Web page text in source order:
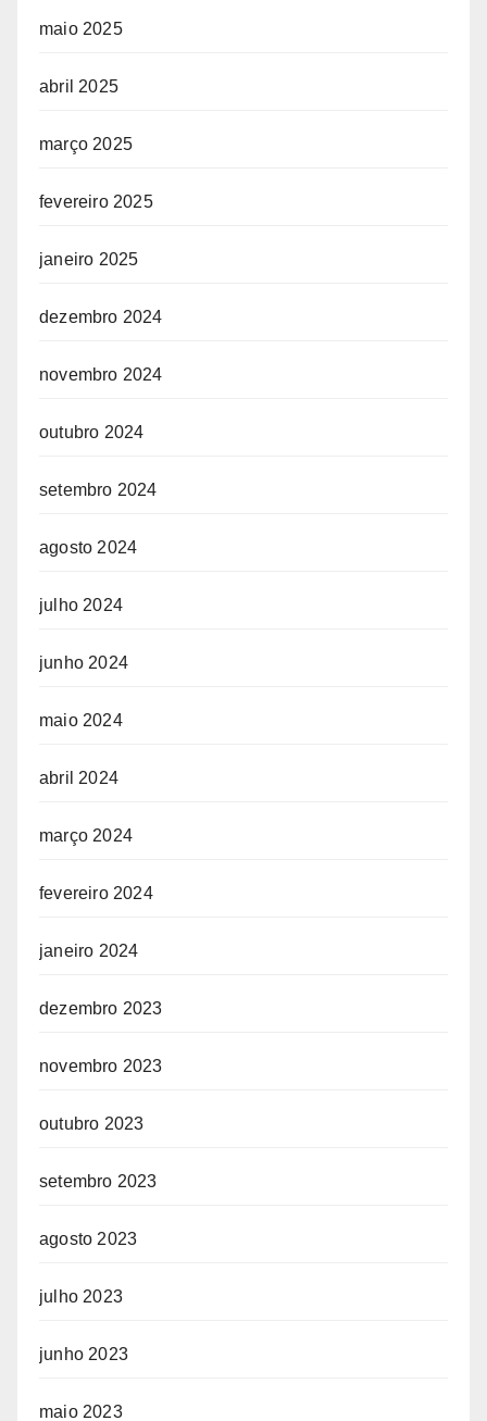
maio 2025
abril 2025
março 2025
fevereiro 2025
janeiro 2025
dezembro 2024
novembro 2024
outubro 2024
setembro 2024
agosto 2024
julho 2024
junho 2024
maio 2024
abril 2024
março 2024
fevereiro 2024
janeiro 2024
dezembro 2023
novembro 2023
outubro 2023
setembro 2023
agosto 2023
julho 2023
junho 2023
maio 2023